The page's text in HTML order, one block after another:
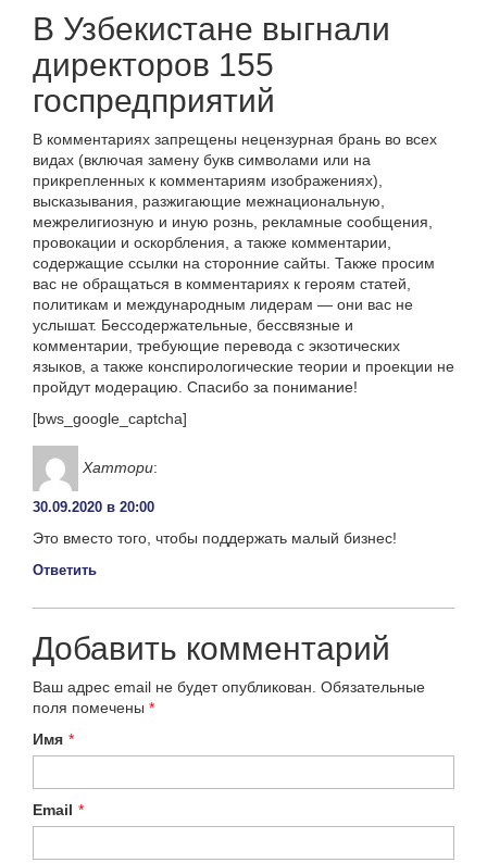
В Узбекистане выгнали
директоров 155
госпредприятий
В комментариях запрещены нецензурная брань во всех
видах (включая замену букв символами или на
прикрепленных к комментариям изображениях),
высказывания, разжигающие межнациональную,
межрелигиозную и иную рознь, рекламные сообщения,
провокации и оскорбления, а также комментарии,
содержащие ссылки на сторонние сайты. Также просим
вас не обращаться в комментариях к героям статей,
политикам и международным лидерам — они вас не
услышат. Бессодержательные, бессвязные и
комментарии, требующие перевода с экзотических
языков, а также конспирологические теории и проекции не
пройдут модерацию. Спасибо за понимание!
[bws_google_captcha]
Хаттори:
30.09.2020 в 20:00
Это вместо того, чтобы поддержать малый бизнес!
Ответить
Добавить комментарий
Ваш адрес email не будет опубликован. Обязательные
поля помечены *
Имя *
Email *